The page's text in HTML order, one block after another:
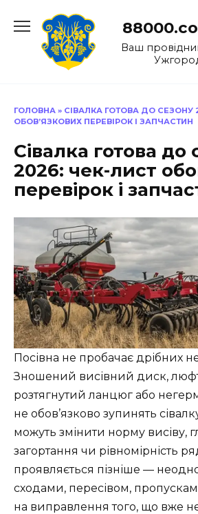
до
Ваш
ГОЛОВНА » СІВАЛКА ГОТОВА ДО СЕЗОНУ
ОБОВ’ЯЗКОВИХ ПЕРЕВІРОК І ЗАПЧАСТИН
Сівалка готова до
2026: чек-лист
перевірок і
Посівна не пробачає дрібних
Зношений висівний диск,
розтягнутий ланцюг або
не обов’язково зупинять
можуть змінити норму висіву,
загортання чи рівномірність
проявляється пізніше —
сходами, пересівом,
на виправлення того, що вже